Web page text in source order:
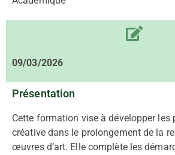
09/03/2026
Présentation
Cette formation vise à développer les
créative dans le prolongement de la
œuvres d’art. Elle complète les